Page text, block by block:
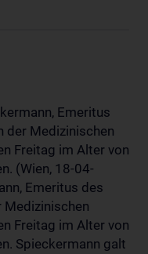
Emeritus
der Medizinischen
Freitag im Alter von
(Wien, 18-04-
Emeritus des
Medizinischen
Freitag im Alter von
Spieckermann galt